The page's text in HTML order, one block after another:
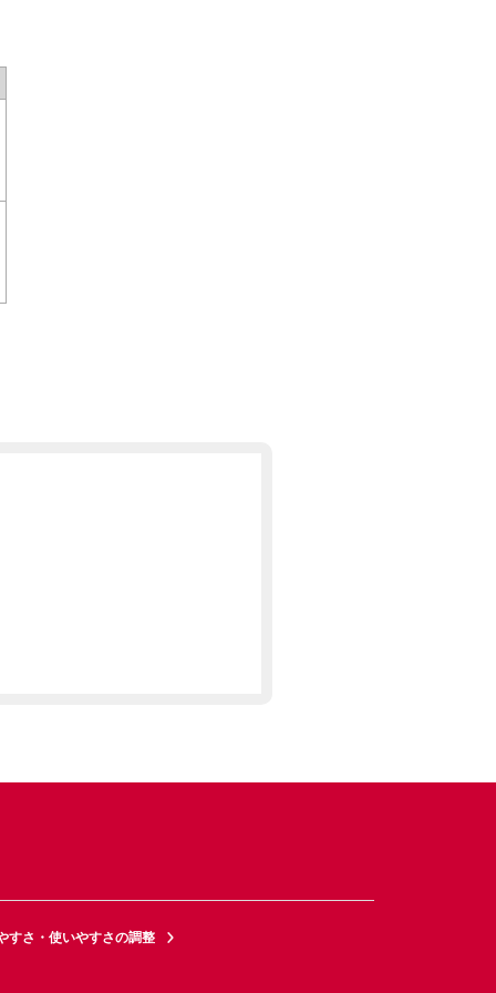
すさ・使いやすさの調整